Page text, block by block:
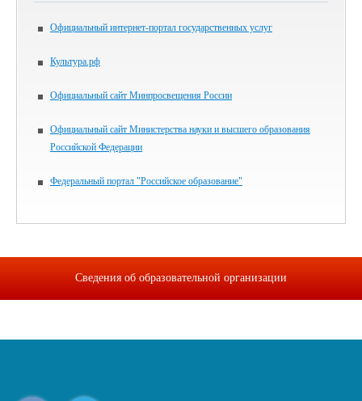
Официальный интернет-портал государственных услуг
Культура.рф
Официальный сайт Минпросвещения России
Официальный сайт Министерства науки и высшего образования
Российской Федерации
Федеральный портал "Российское образование"
Сведения об образовательной организации